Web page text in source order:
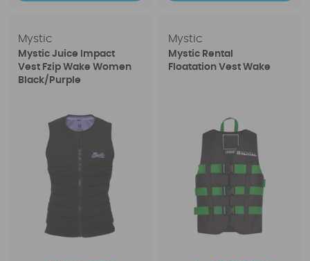
Mystic
Mystic Juice Impact
Vest Fzip Wake Women
Black/Purple
Mystic
Mystic Rental
Floatation Vest Wake